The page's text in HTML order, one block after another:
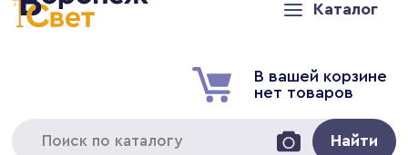
Каталог
В вашей корзине
нет товаров
Найти